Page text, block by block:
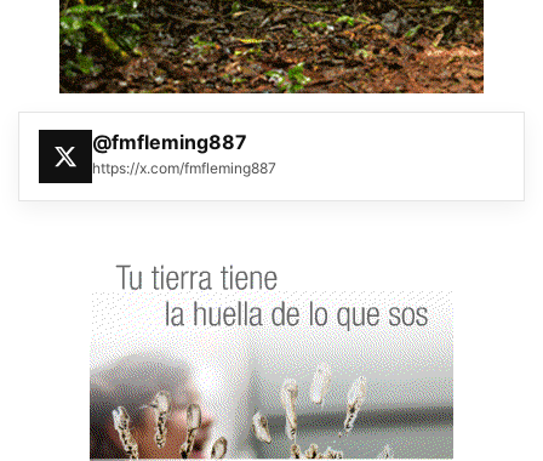
@fmfleming887
https://x.com/fmfleming887